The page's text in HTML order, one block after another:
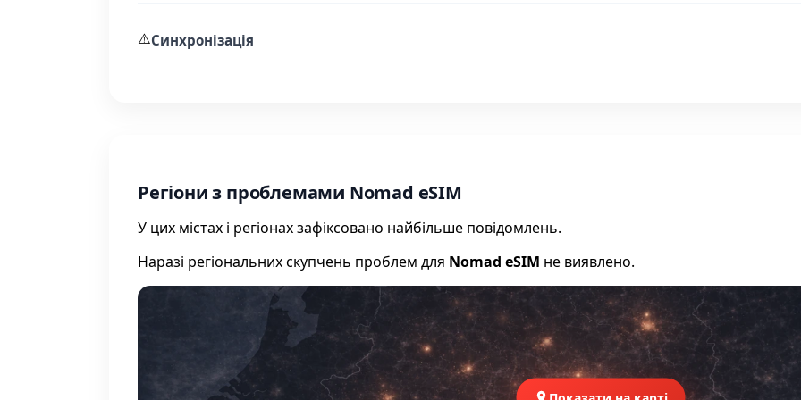
⚠️Синхронізація
Регіони з проблемами Nomad eSIM
У цих містах і регіонах зафіксовано найбільше повідомлень.
Наразі регіональних скупчень проблем для Nomad eSIM не виявлено.